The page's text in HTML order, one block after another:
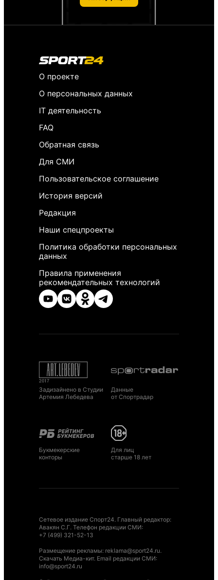
О проекте
О персональных данных
IT деятельность
FAQ
Обратная связь
Для СМИ
Пользовательское соглашение
История версий
Редакция
Наши спецпроекты
Политика обработки персональных
данных
Правила применения
рекомендательных технологий
Задизайнено в Студии
Артемия Лебедева
Данные
от Спортрадар
Букмекерские
конторы
Для лиц
старше 18 лет
Сетевое издание Спорт24. Главный редактор:
Авакян С.Г. Телефон редакции СМИ:
+7 (499) 321-52-13
Размещение рекламы: reklama@sport24.ru.
Скачать Медиа-кит. Email редакции СМИ:
info@sport24.ru